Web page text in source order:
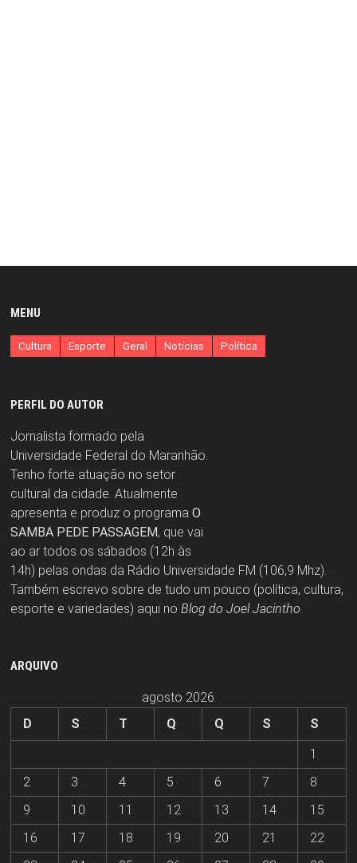
MENU
Cultura Esporte Geral Notícias Política
PERFIL DO AUTOR
Jornalista formado pela
Universidade Federal do Maranhão.
Tenho forte atuação no setor
cultural da cidade. Atualmente
apresenta e produz o programa O
SAMBA PEDE PASSAGEM, que vai
ao ar todos os sábados (12h às
14h) pelas ondas da Rádio Universidade FM (106,9 Mhz).
Também escrevo sobre de tudo um pouco (política, cultura,
esporte e variedades) aqui no Blog do Joel Jacintho.
ARQUIVO
agosto 2026
D
S T Q Q S
S
1
2
3 4 5 6 7
8
9
10 11 12 13 14
15
16
17 18 19 20 21
22